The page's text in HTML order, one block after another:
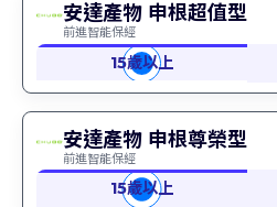
安達產物 申根超值型
前進智能保經
安達產物 申根尊榮型
前進智能保經